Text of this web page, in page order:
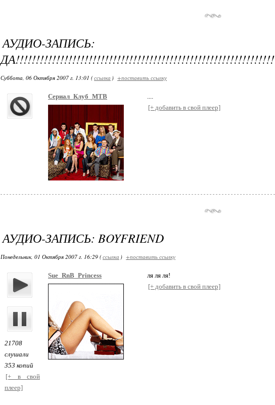
АУДИО-ЗАПИСЬ:
ДА!!!!!!!!!!!!!!!!!!!!!!!!!!!!!!!!!!!!!!!!!!!!!!!!!!!!!!!!!!!!!!!!
Суббота, 06 Октября 2007 г. 13:01 (ссылка ) +поставить ссылку
Сериал_Клуб_МТВ
....
[+ добавить в свой плеер]
АУДИО-ЗАПИСЬ: BOYFRIEND
Понедельник, 01 Октября 2007 г. 16:29 (ссылка ) +поставить ссылку
21708
слушали
353 копий
[+ в свой
плеер]
Sue_RnB_Princess
ля ля ля!
[+ добавить в свой плеер]